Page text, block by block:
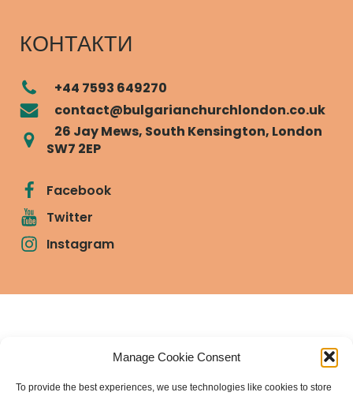
Manage Cookie Consent
To provide the best experiences, we use technologies like cookies to store
КОНТАКТИ
+44 7593 649270
contact@bulgarianchurchlondon.co.uk
26 Jay Mews, South Kensington, London
SW7 2EP
Facebook
Twitter
Instagram
Българска православна църква "Св.